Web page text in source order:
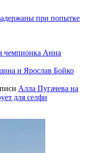
при попытке
чемпионка Анна
и Ярослав Бойко
Алла Пугачева на
для селфи